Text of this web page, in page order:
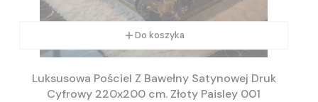
Do koszyka
Luksusowa Pościel Z Bawełny Satynowej Druk
Cyfrowy 220x200 cm. Złoty Paisley 001